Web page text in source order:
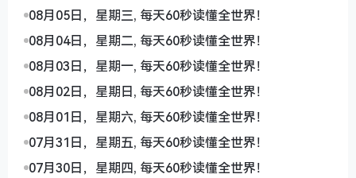
08月05日，星期三, 每天60秒读懂全世界！
08月04日，星期二, 每天60秒读懂全世界！
08月03日，星期一, 每天60秒读懂全世界！
08月02日，星期日, 每天60秒读懂全世界！
08月01日，星期六, 每天60秒读懂全世界！
07月31日，星期五, 每天60秒读懂全世界！
07月30日，星期四, 每天60秒读懂全世界！